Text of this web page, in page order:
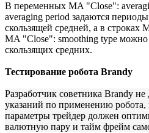
В переменных MA "Close":
averaging period задаются
скользящей средней, а в строках
MA "Close": smoothing type можно
скользящих средних.
Тестирование робота Brandy
Разработчик советника Brandy
указаний по применению робота,
параметры трейдер должен
валютную пару и тайм фрейм